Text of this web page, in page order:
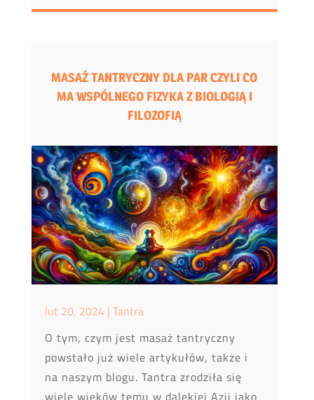
MASAŻ TANTRYCZNY DLA PAR CZYLI CO
MA WSPÓLNEGO FIZYKA Z BIOLOGIĄ I
FILOZOFIĄ
lut 20, 2024| Tantra
O tym, czym jest masaż tantryczny
powstało już wiele artykułów, także i
na naszym blogu. Tantra zrodziła się